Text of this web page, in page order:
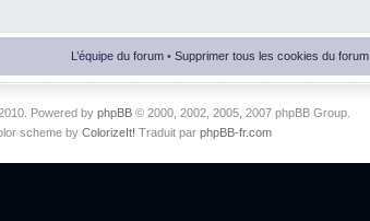
L’équipe du forum • Supprimer tous les cookies du forum
Powered by phpBB© 2000, 2002, 2005, 2007 phpBB Group.
scheme by ColorizeIt! Traduit par phpBB-fr.com